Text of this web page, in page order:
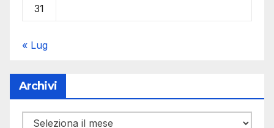
31
« Lug
Archivi
Archivi